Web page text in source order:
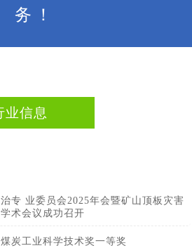
务！
业信息
专 业委员会2025年会暨矿山顶板灾害
术会议成功召开
炭工业科学技术奖一等奖